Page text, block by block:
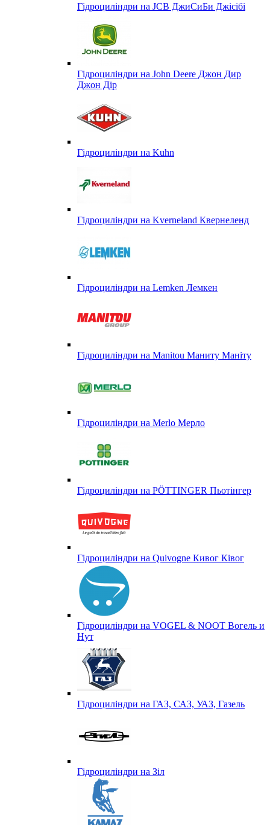
Гідроциліндри на JCB ДжиСиБи Джісібі
Гідроциліндри на John Deere Джон Дир
Джон Дір
Гідроциліндри на Kuhn
Гідроциліндри на Kverneland Квернеленд
Гідроциліндри на Lemken Лемкен
Гідроциліндри на Manitou Маниту Маніту
Гідроциліндри на Merlo Мерло
Гідроциліндри на PÖTTINGER Пьотінгер
Гідроциліндри на Quivogne Кивог Ківог
Гідроциліндри на VOGEL & NOOT Вогель и
Нут
Гідроциліндри на ГАЗ, САЗ, УАЗ, Газель
Гідроциліндри на Зіл